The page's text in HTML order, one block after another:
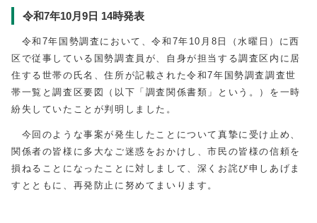
令和7年10月9日 14時発表
令和7年国勢調査において、令和7年10月8日（水曜日）に西
区で従事している国勢調査員が、自身が担当する調査区内に居
住する世帯の氏名、住所が記載された令和7年国勢調査調査世
帯一覧と調査区要図（以下「調査関係書類」という。）を一時
紛失していたことが判明しました。
今回のような事案が発生したことについて真摯に受け止め、
関係者の皆様に多大なご迷惑をおかけし、市民の皆様の信頼を
損ねることになったことに対しまして、深くお詫び申しあげま
すとともに、再発防止に努めてまいります。